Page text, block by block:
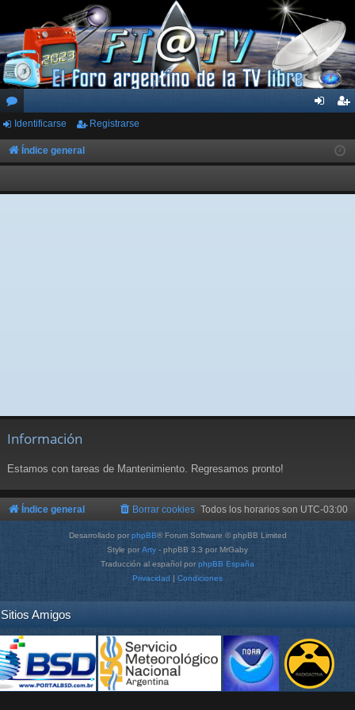
or
os
ar
ist
rs
Identificarse Registrarse
Índice general
Información
Estamos con tareas de Mantenimiento. Regresamos pronto!
Índice general Todos los horarios son UTC-03:00
Borrar cookies
Desarrollado por phpBB® Forum Software © phpBB Limited
Style por Arty - phpBB 3.3 por MrGaby
Traducción al español por phpBB España
Privacidad | Condiciones
Sitios Amigos